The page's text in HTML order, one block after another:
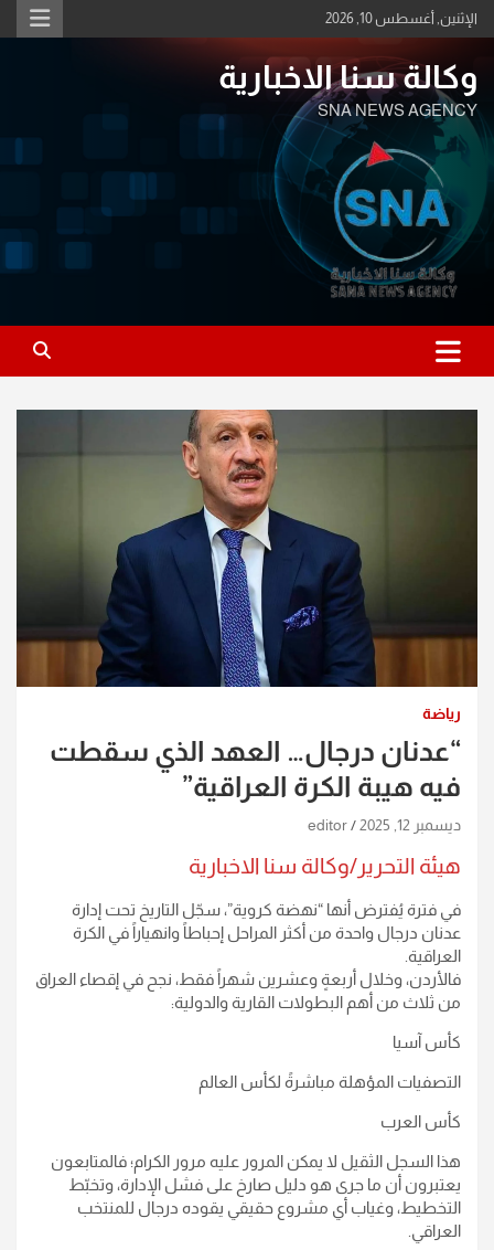
Skip
to
الإثنين, أغسطس 10, 2026
وكالة سنا الاخبارية
SNA NEWS AGENCY
رياضة
“عدنان درجال… العهد الذي سقطت
فيه هيبة الكرة العراقية”
ديسمبر 12, 2025 editor
هيئة التحرير/وكالة سنا الاخبارية
في فترة يُفترض أنها “نهضة كروية”، سجّل التاريخ تحت إدارة
عدنان درجال واحدة من أكثر المراحل إحباطاً وانهياراً في الكرة
العراقية.
فالأردن، وخلال أربعةٍ وعشرين شهراً فقط، نجح في إقصاء العراق
من ثلاث من أهم البطولات القارية والدولية:
كأس آسيا
التصفيات المؤهلة مباشرةً لكأس العالم
كأس العرب
هذا السجل الثقيل لا يمكن المرور عليه مرور الكرام؛ فالمتابعون
يعتبرون أن ما جرى هو دليل صارخ على فشل الإدارة، وتخبّط
التخطيط، وغياب أي مشروع حقيقي يقوده درجال للمنتخب
العراقي.